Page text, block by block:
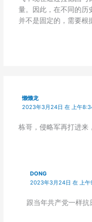
量。因此，在不同的历
并不是固定的，需要根
懒懒龙
2023年3月24日 在 上午
栋哥，侵略军再打进来
DONG
2023年3月24日 在 上
跟当年共产党一样